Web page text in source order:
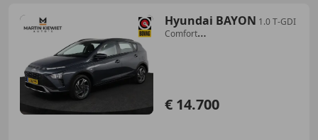
Hyundai BAYON 1.0 T-GDI
Comfort
€ 14.700